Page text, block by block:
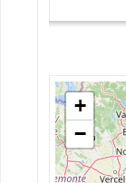
+
−